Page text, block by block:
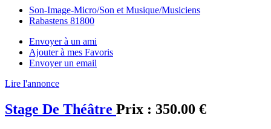
Son-Image-Micro/Son et Musique/Musiciens
Rabastens 81800
Envoyer à un ami
Ajouter à mes Favoris
Envoyer un email
Lire l'annonce
Stage De Théâtre Prix : 350.00 €